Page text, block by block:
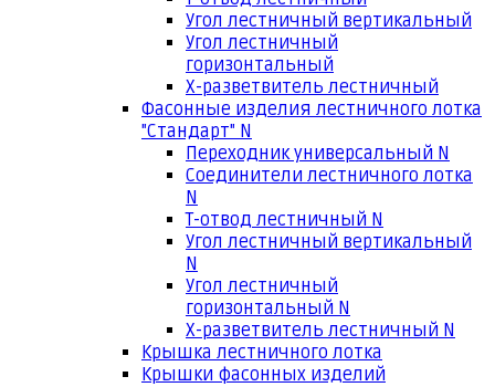
Угол лестничный вертикальный
Угол лестничный
горизонтальный
Х-разветвитель лестничный
Фасонные изделия лестничного лотка
"Стандарт" N
Переходник универсальный N
Соединители лестничного лотка
N
Т-отвод лестничный N
Угол лестничный вертикальный
N
Угол лестничный
горизонтальный N
Х-разветвитель лестничный N
Крышка лестничного лотка
Крышки фасонных изделий